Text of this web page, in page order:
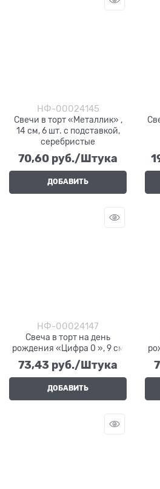
НФ-00024145
Свечи в торт «Металлик» ,
14 см, 6 шт. с подставкой,
серебристые
70,60 руб./Штука
ДОБАВИТЬ
НФ-00024147
Свеча в торт на день
рождения «Цифра 0 », 9 см
73,43 руб./Штука
ДОБАВИТЬ